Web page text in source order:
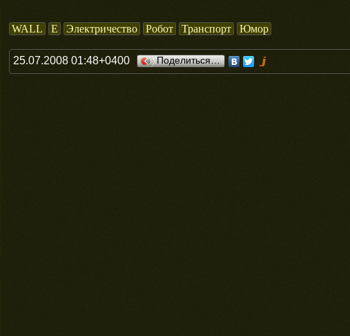
WALL E Электричество Робот Транспорт Юмор
25.07.2008 01:48+0400 Поделиться…